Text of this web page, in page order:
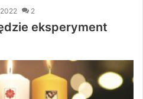
2
eksperyment